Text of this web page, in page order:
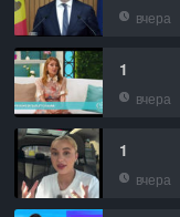
вчера
1
вчера
1
вчера